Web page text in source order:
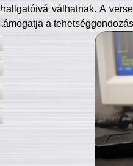
hallgatóivá válhatnak. A
támogatja a